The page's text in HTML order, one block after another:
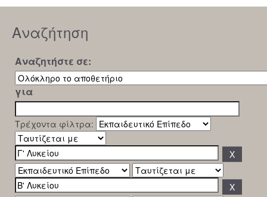
Αναζήτηση
Αναζητήστε σε:
για
Τρέχοντα φίλτρα: